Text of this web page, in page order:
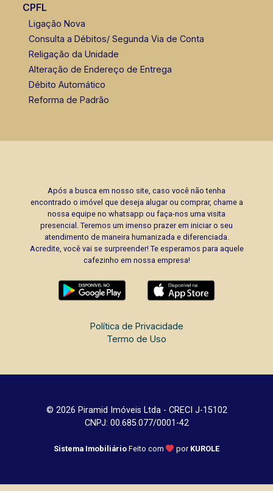
CPFL
Ligação Nova
Consulta a Débitos/ Segunda Via de Conta
Religação da Unidade
Alteração de Endereço de Entrega
Débito Automático
Reforma de Padrão
Após a busca em nosso site, caso você não tenha
encontrado o imóvel que deseja alugar ou comprar, chame a
nossa equipe no whatsapp ou faça-nos uma visita
presencial. Teremos um imenso prazer em iniciar o seu
atendimento de maneira humanizada e diferenciada.
Acredite, você vai se surpreender! Te esperamos para aquele
cafezinho em nossa empresa!
Política de Privacidade
Termo de Uso
© 2026 Piramid Imóveis Ltda - CRECI J-15102
CNPJ: 00.685.077/0001-42
Sistema Imobiliário Feito com por KUROLE